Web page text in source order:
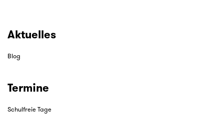
Aktuelles
Blog
Termine
Schulfreie Tage